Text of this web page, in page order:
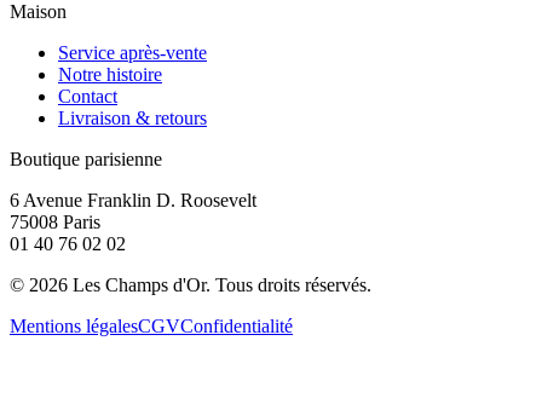
Maison
Service après-vente
Notre histoire
Contact
Livraison & retours
Boutique parisienne
6 Avenue Franklin D. Roosevelt
75008 Paris
01 40 76 02 02
© 2026 Les Champs d'Or. Tous droits réservés.
Mentions légalesCGVConfidentialité